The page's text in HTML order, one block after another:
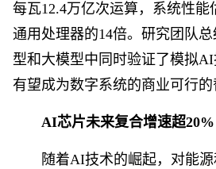
每瓦12.4万亿次运算，系统性
通用处理器的14倍。研究团队
型和大模型中同时验证了模拟AI
有望成为数字系统的商业可行的
AI芯片未来复合增速超20%
随着AI技术的崛起，对能